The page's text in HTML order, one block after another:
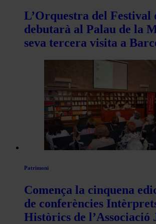
L’Orquestra del Festival
debutarà al Palau de la
seva tercera visita a
Patrimoni
Comença la cinquena
de conferències
Històrics de l’Associació